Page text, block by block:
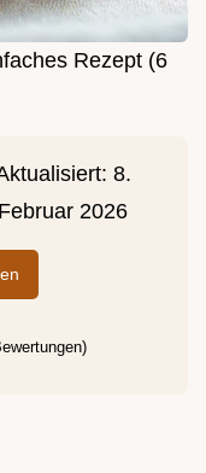
Rezept (6
8.
Februar 2026